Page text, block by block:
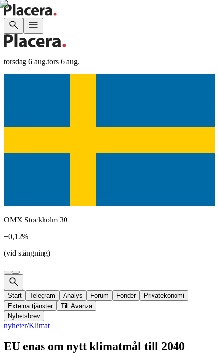
torsdag 6 aug.tors 6 aug.
OMX Stockholm 30
−0,12%
(vid stängning)
Start Telegram Analys Forum Fonder
Privatekonomi
Externa tjänster
Till Avanza
Nyhetsbrev
nyheter/Klimat
EU enas om nytt klimatmål till 2040